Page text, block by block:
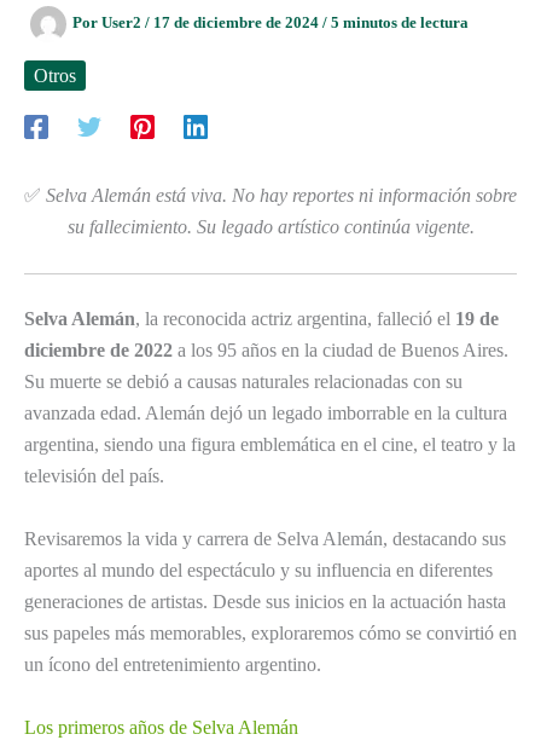
Por User2 / 17 de diciembre de 2024 / 5 minutos de lectura
Otros
✅ Selva Alemán está viva. No hay reportes ni información sobre
su fallecimiento. Su legado artístico continúa vigente.
Selva Alemán, la reconocida actriz argentina, falleció el 19 de
diciembre de 2022 a los 95 años en la ciudad de Buenos Aires.
Su muerte se debió a causas naturales relacionadas con su
avanzada edad. Alemán dejó un legado imborrable en la cultura
argentina, siendo una figura emblemática en el cine, el teatro y la
televisión del país.
Revisaremos la vida y carrera de Selva Alemán, destacando sus
aportes al mundo del espectáculo y su influencia en diferentes
generaciones de artistas. Desde sus inicios en la actuación hasta
sus papeles más memorables, exploraremos cómo se convirtió en
un ícono del entretenimiento argentino.
Los primeros años de Selva Alemán